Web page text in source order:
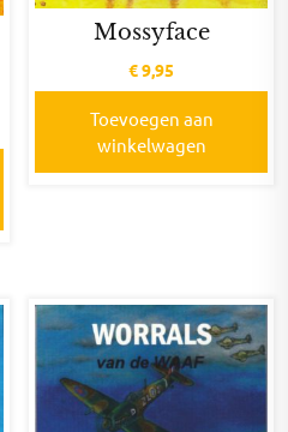
Mossyface
€9,95
Toevoegen aan
winkelwagen